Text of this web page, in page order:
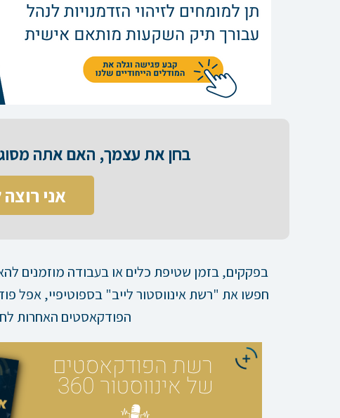
בחן את עצמך, האם אתה
אני
בפקקים, בזמן שטיפת כלים או בעבודה מוזמנים
חפשו את "רשת אינווסטור לייב" בספוטיפיי, אפל
הפודקאסטים האחרות